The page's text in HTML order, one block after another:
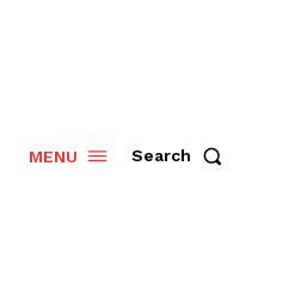
MENU Search